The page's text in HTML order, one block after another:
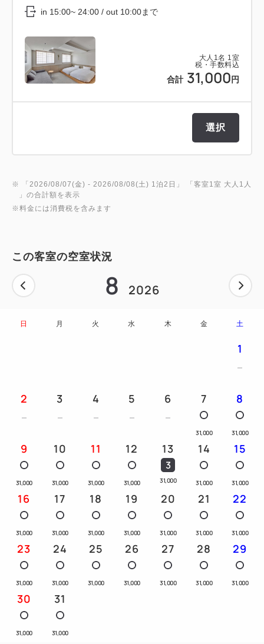
大人 1 名 1 室
税・手数料込
合計 31,000 円
in 15:00~ 24:00 / out 10:00まで
選択
※ 「 2026/08/07(金) - 2026/08/08(土) 1泊2日 」 「客室1室 大人1人
」の合計額を表示
※料金には消費税を含みます
この客室の空室状況
8 2026
日 月 火 水 木 金 土
1
2 3 4 5 6 7
31,000
8
31,000
9
31,000
10
31,000
11
31,000
12
31,000
13
3
31,000
14
31,000
15
31,000
16
31,000
17
31,000
18
31,000
19
31,000
20
31,000
21
31,000
22
31,000
23
31,000
24
31,000
25
31,000
26
31,000
27
31,000
28
31,000
29
31,000
30
31,000
31
31,000